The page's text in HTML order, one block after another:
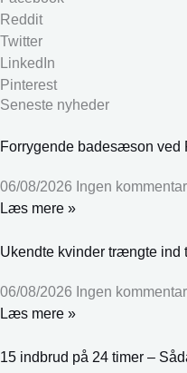
Reddit
Twitter
LinkedIn
Pinterest
Seneste nyheder
Forrygende badesæson ved
06/08/2026 Ingen
Læs mere »
Ukendte kvinder trængte ind
06/08/2026 Ingen
Læs mere »
15 indbrud på 24 timer –